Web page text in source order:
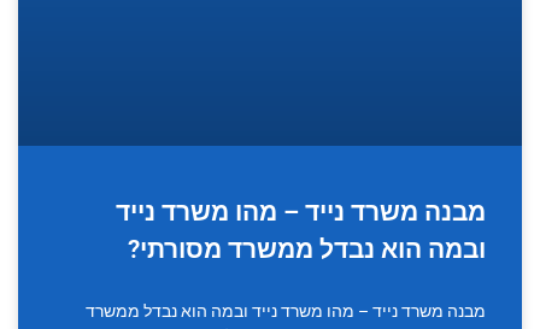
מבנה משרד נייד – מהו משרד נייד
ובמה הוא נבדל ממשרד מסורתי?
מבנה משרד נייד – מהו משרד נייד ובמה הוא נבדל ממשרד